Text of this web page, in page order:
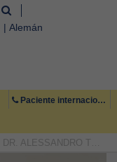
Alemán
Paciente internacional +34 971 222 222
DR. ALESSANDRO THIONE